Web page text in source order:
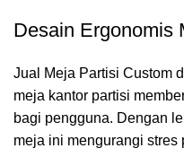
Desain Ergonomis
Jual Meja Partisi Custom
meja kantor partisi
bagi pengguna. Dengan
meja ini mengurangi stres